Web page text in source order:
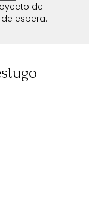
de:
espera.